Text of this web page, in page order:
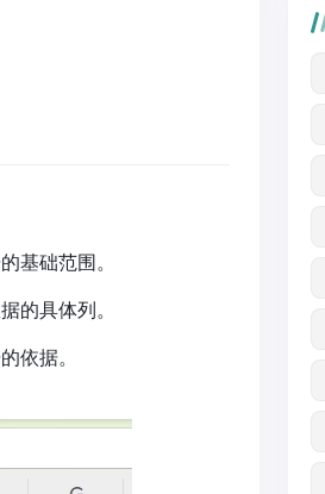
基础范围。
的具体列。
依据。